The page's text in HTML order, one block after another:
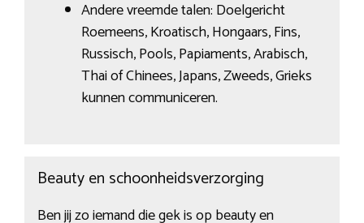
Andere vreemde talen: Doelgericht
Roemeens, Kroatisch, Hongaars, Fins,
Russisch, Pools, Papiaments, Arabisch,
Thai of Chinees, Japans, Zweeds, Grieks
kunnen communiceren.
Beauty en schoonheidsverzorging
Ben jij zo iemand die gek is op beauty en